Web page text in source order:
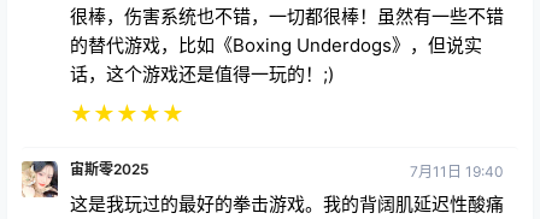
很棒，伤害系统也不错，一切都很棒！虽然有一些不错
的替代游戏，比如《Boxing Underdogs》，但说实
话，这个游戏还是值得一玩的！;)
★★★★★
宙斯零2025 7月11日 19:40
这是我玩过的最好的拳击游戏。我的背阔肌延迟性酸痛